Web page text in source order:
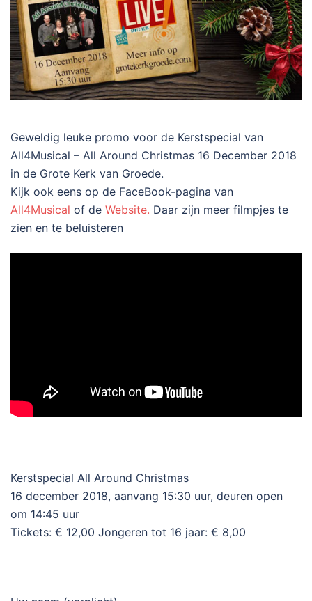
Geweldig leuke promo voor de Kerstspecial van
All4Musical – All Around Christmas 16 December 2018
in de Grote Kerk van Groede.
Kijk ook eens op de FaceBook-pagina van
All4Musical of de Website. Daar zijn meer filmpjes te
zien en te beluisteren
Kerstspecial All Around Christmas
16 december 2018, aanvang 15:30 uur, deuren open
om 14:45 uur
Tickets: € 12,00 Jongeren tot 16 jaar: € 8,00